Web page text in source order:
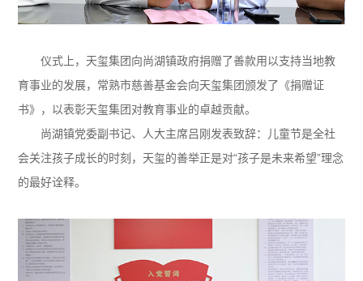
仪式上，天玺集团向尚湖镇政府捐赠了善款用以支持当地教
育事业的发展，常熟市慈善基金会向天玺集团颁发了《捐赠证
书》，以表彰天玺集团对教育事业的卓越贡献。
尚湖镇党委副书记、人大主席吕刚发表致辞：儿童节是全社
会关注孩子成长的时刻，天玺的善举正是对“孩子是未来希望”理念
的最好诠释。